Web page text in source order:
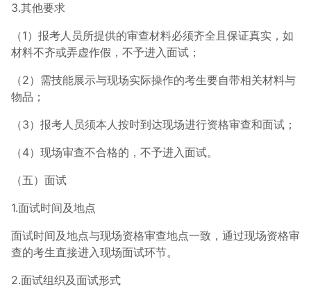
3.其他要求
（1）报考人员所提供的审查材料必须齐全且保证真实，如
材料不齐或弄虚作假，不予进入面试；
（2）需技能展示与现场实际操作的考生要自带相关材料与
物品；
（3）报考人员须本人按时到达现场进行资格审查和面试；
（4）现场审查不合格的，不予进入面试。
（五）面试
1.面试时间及地点
面试时间及地点与现场资格审查地点一致，通过现场资格审
查的考生直接进入现场面试环节。
2.面试组织及面试形式